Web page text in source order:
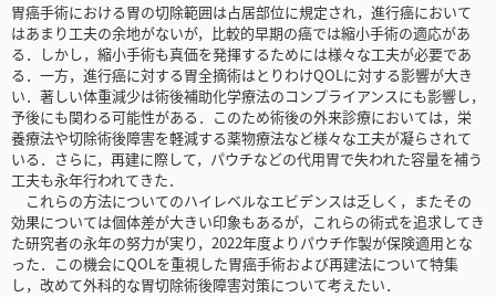
胃癌手術における胃の切除範囲は占居部位に規定され，進行癌において
はあまり工夫の余地がないが，比較的早期の癌では縮小手術の適応があ
る．しかし，縮小手術も真価を発揮するためには様々な工夫が必要であ
る．一方，進行癌に対する胃全摘術はとりわけQOLに対する影響が大き
い．著しい体重減少は術後補助化学療法のコンプライアンスにも影響し，
予後にも関わる可能性がある．このため術後の外来診療においては，栄
養療法や切除術後障害を軽減する薬物療法など様々な工夫が凝らされて
いる．さらに，再建に際して，パウチなどの代用胃で失われた容量を補う
工夫も永年行われてきた．
これらの方法についてのハイレベルなエビデンスは乏しく，またその
効果については個体差が大きい印象もあるが，これらの術式を追求してき
た研究者の永年の努力が実り，2022年度よりパウチ作製が保険適用とな
った．この機会にQOLを重視した胃癌手術および再建法について特集
し，改めて外科的な胃切除術後障害対策について考えたい．